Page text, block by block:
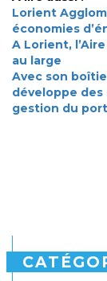
Lorient
économies
A Lorient,
au large
Avec son
développe
gestion du port